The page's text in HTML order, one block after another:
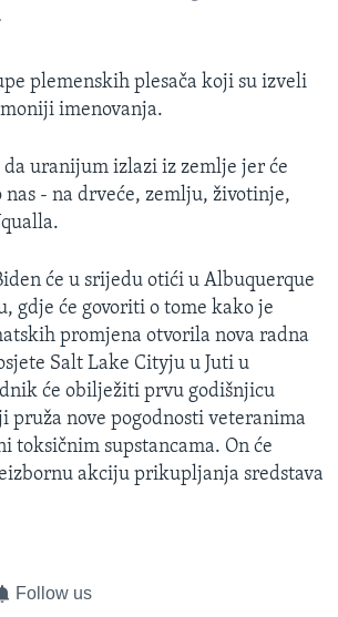
plemenskih plesača koji su izveli
imenovanja.
da uranijum izlazi iz zemlje jer će
nas - na drveće, zemlju, životinje,
će u srijedu otići u Albuquerque
gdje će govoriti o tome kako je
promjena otvorila nova radna
Salt Lake Cityju u Juti u
će obilježiti prvu godišnjicu
pruža nove pogodnosti veteranima
toksičnim supstancama. On će
akciju prikupljanja sredstava
Follow us